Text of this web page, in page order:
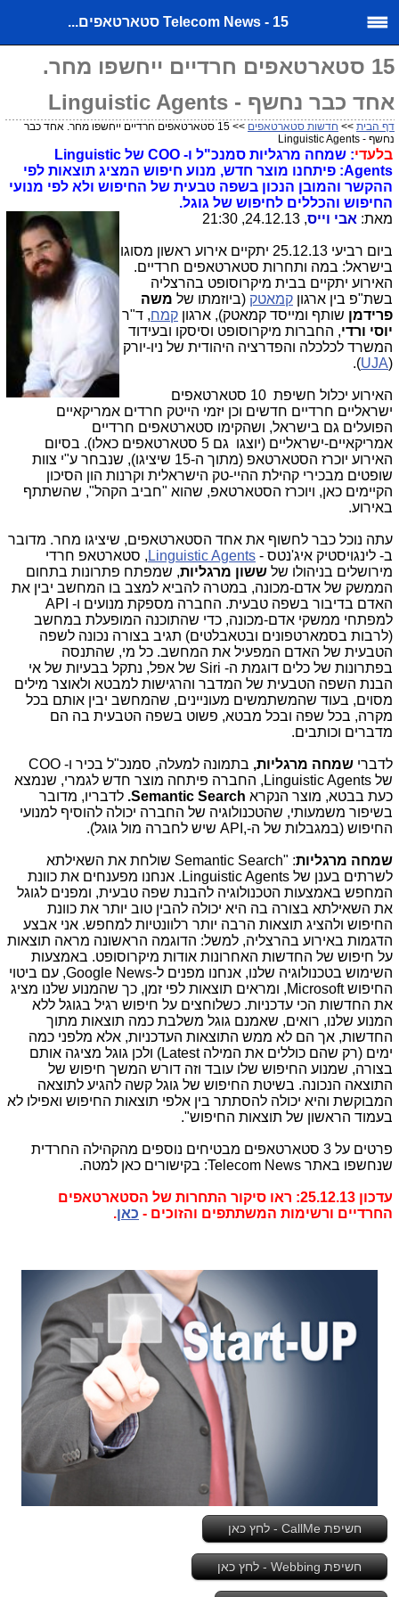
Telecom News - 15 סטארטאפים...
15 סטארטאפים חרדיים ייחשפו מחר.
אחד כבר נחשף - Linguistic Agents
דף הבית >> חדשות סטארטאפים
>> 15 סטארטאפים חרדיים ייחשפו מחר. אחד כבר
נחשף - Linguistic Agents
בלעדי
: שמחה מרגליות סמנכ"ל ו- COO של Linguistic
Agents: פיתחנו מוצר חדש, מנוע חיפוש המציג תוצאות לפי
ההקשר והמובן הנכון בשפה טבעית של החיפוש ולא לפי מנועי
החיפוש והכללים לחיפוש של גוגל.
מאת: אבי וייס, 24.12.13, 21:30
ביום רביעי 25.12.13 יתקיים אירוע ראשון מסוגו
בישראל: במה ותחרות סטארטאפים חרדיים.
האירוע יתקיים בבית מיקרוסופט בהרצליה
בשת"פ בין ארגון קמאטק (ביוזמתו של משה
פרידמן שותף ומייסד קמאטק), ארגון קמח, ד"ר
יוסי ורדי, החברות מיקרוסופט וסיסקו ובעידוד
המשרד לכלכלה והפדרציה היהודית של ניו-יורק
(
UJA
).
האירוע יכלול חשיפת 10 סטארטאפים
ישראליים חרדיים חדשים וכן יזמי הייטק חרדים אמריקאיים
הפועלים גם בישראל, ושהקימו סטארטאפים חרדיים
אמריקאיים-ישראליים (יוצגו גם 5 סטארטאפים כאלו). בסיום
האירוע יוכרז הסטארטאפ (מתוך ה-15 שיציגו), שנבחר ע"י צוות
שופטים מבכירי קהילת ההיי-טק הישראלית וקרנות הון הסיכון
הקיימים כאן, ויוכרז הסטארטאפ, שהוא "חביב הקהל", שהשתתף
באירוע.
עתה נוכל כבר לחשוף את אחד הסטארטאפים, שיציגו מחר. מדובר
ב- לינגויסטיק איג'נטס - Linguistic Agents , סטארטאפ חרדי
מירושלים בניהולו של ששון מרגליות, שמפתח פתרונות בתחום
הממשק של אדם-מכונה, במטרה להביא למצב בו המחשב יבין את
האדם בדיבור בשפה טבעית. החברה מספקת מנועים ו- API
למפתחי ממשקי אדם-מכונה, כדי שהתוכנה המופעלת במחשב
(לרבות בסמארטפונים ובטאבלטים) תגיב בצורה נכונה לשפה
הטבעית של האדם המפעיל את המחשב. כל מי, שהתנסה
בפתרונות של כלים דוגמת ה- Siri של אפל, נתקל בבעיות של אי
הבנת השפה הטבעית של המדבר והרגישות למבטא ולאוצר מילים
מסוים, בעוד שהמשתמשים מעוניינים, שהמחשב יבין אותם בכל
מקרה, בכל שפה ובכל מבטא, פשוט בשפה הטבעית בה הם
מדברים וכותבים.
לדברי שמחה מרגליות,
בתמונה למעלה, סמנכ"ל בכיר ו- COO
של Linguistic Agents, החברה פיתחה מוצר חדש לגמרי, שנמצא
כעת בבטא, מוצר הנקרא Semantic Search. לדבריו, מדובר
בשיפור משמעותי, שהטכנולוגיה של החברה יכולה להוסיף למנועי
החיפוש (במגבלות של ה-API, שיש לחברה מול גוגל).
שמחה מרגליות: "
Semantic Search שולחת את השאילתא
לשרתים בענן של Linguistic Agents. אנחנו מפענחים את כוונת
המחפש באמצעות הטכנולוגיה להבנת שפה טבעית, ומפנים לגוגל
את השאילתא בצורה בה היא יכולה להבין טוב יותר את כוונת
החיפוש ולהציג תוצאות הרבה יותר רלוונטיות למחפש. אני אבצע
הדגמות באירוע בהרצליה, למשל: הדוגמה הראשונה מראה תוצאות
על חיפוש של החדשות האחרונות אודות מיקרוסופט. באמצעות
השימוש בטכנולוגיה שלנו, אנחנו מפנים ל-Google News, עם ביטוי
החיפושMicrosoft, ומראים תוצאות לפי זמן, כך שהמנוע שלנו מציג
את החדשות הכי עדכניות. כשלוחצים על חיפוש רגיל בגוגל ללא
המנוע שלנו, רואים, שאמנם גוגל משלבת כמה תוצאות מתוך
החדשות, אך הם לא ממש התוצאות העדכניות, אלא מלפני כמה
ימים (רק שהם כוללים את המילהLatest) ולכן גוגל מציגה אותם
בצורה, שמנוע החיפוש שלו עובד וזה דורש המשך חיפוש של
התוצאה הנכונה. בשיטת החיפוש של גוגל קשה להגיע לתוצאה
המבוקשת והיא יכולה להסתתר בין אלפי תוצאות החיפוש ואפילו לא
בעמוד הראשון של תוצאות החיפוש".
פרטים על 3 סטארטאפים מבטיחים נוספים מהקהילה החרדית
שנחשפו באתר Telecom News: בקישורים כאן למטה.
עדכון 25.12.13: ראו סיקור התחרות של הסטארטאפים
החרדיים ורשימות המשתתפים והזוכים - כאן.
חשיפת CallMe - לחץ כאן
חשיפת Webbing - לחץ כאן